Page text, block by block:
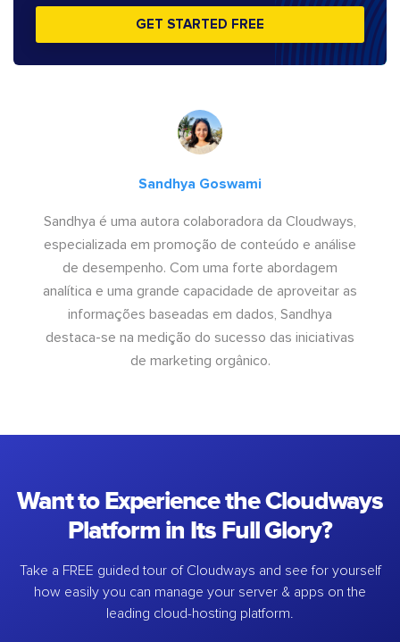
GET STARTED FREE
Sandhya Goswami
Sandhya é uma autora colaboradora da Cloudways,
especializada em promoção de conteúdo e análise
de desempenho. Com uma forte abordagem
analítica e uma grande capacidade de aproveitar as
informações baseadas em dados, Sandhya
destaca-se na medição do sucesso das iniciativas
de marketing orgânico.
Want to Experience the Cloudways
Platform in Its Full Glory?
Take a FREE guided tour of Cloudways and see for yourself
how easily you can manage your server & apps on the
leading cloud-hosting platform.